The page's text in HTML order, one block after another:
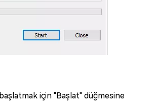
için "Başlat" düğmesine